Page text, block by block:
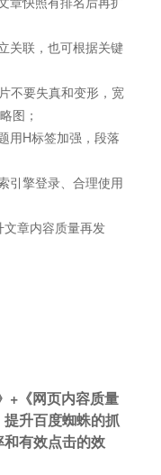
关联，也可根据关键
不要失真和变形，宽
图；
用H标签加强，段落
引擎登录、合理使用
章内容质量再发
+《网页内容质量
升百度蜘蛛的抓
有效点击的效